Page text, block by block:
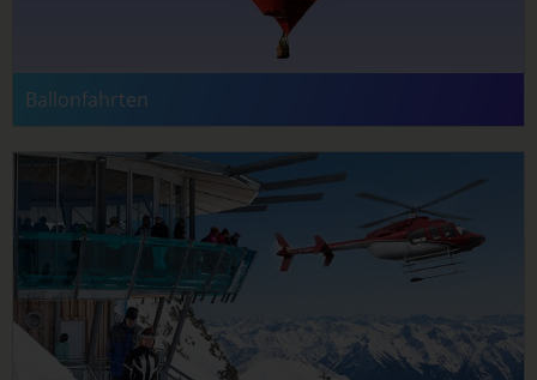
Ballonfahrten